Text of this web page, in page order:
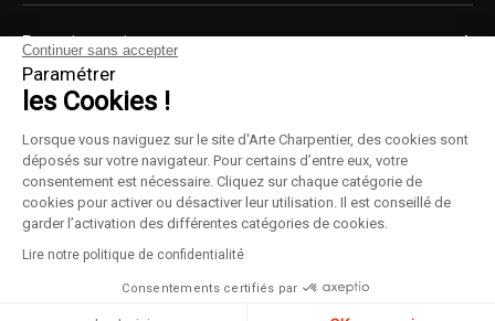
Recrutement
Cookies
Mentions légales
Continuer sans accepter
Paramétrer
les Cookies !
Lorsque vous naviguez sur le site d'Arte Charpentier, des cookies sont
déposés sur votre navigateur. Pour certains d’entre eux, votre
consentement est nécessaire. Cliquez sur chaque catégorie de
cookies pour activer ou désactiver leur utilisation. Il est conseillé de
garder l’activation des différentes catégories de cookies.
Lire notre politique de confidentialité
Consentements certifiés par